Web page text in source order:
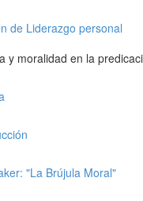
de Liderazgo personal
y moralidad en la
"La Brújula Moral"